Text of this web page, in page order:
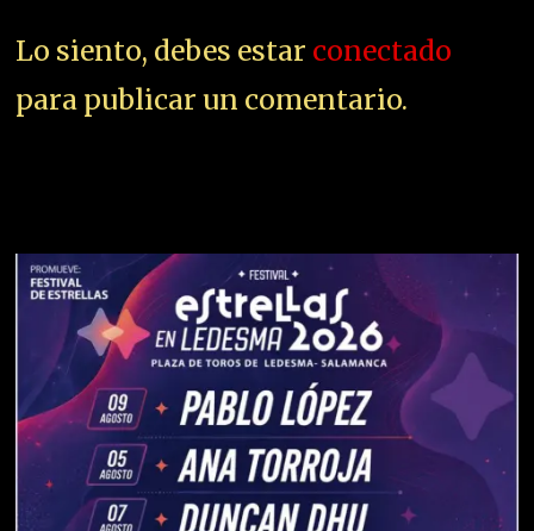
Lo siento, debes estar conectado
para publicar un comentario.